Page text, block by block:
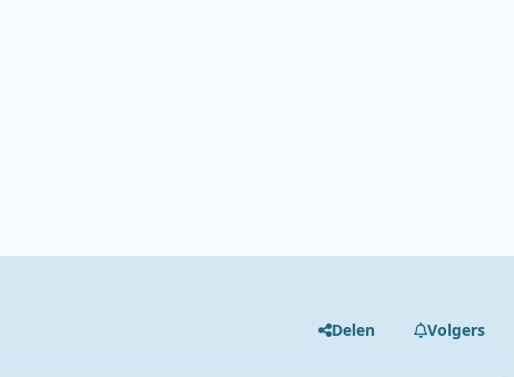
Delen Volgers